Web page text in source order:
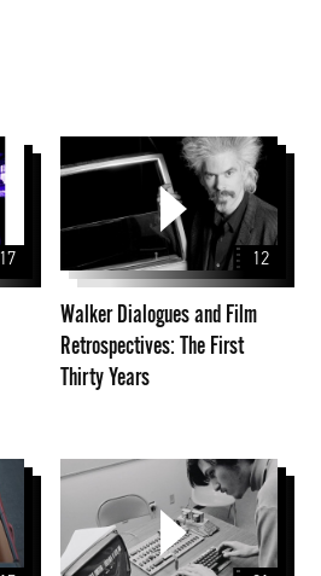
17
Dialogues
Film
Retrospectives:
First
Thirty
Years
12
Walker Dialogues and Film
Retrospectives: The First
Thirty Years
filmy